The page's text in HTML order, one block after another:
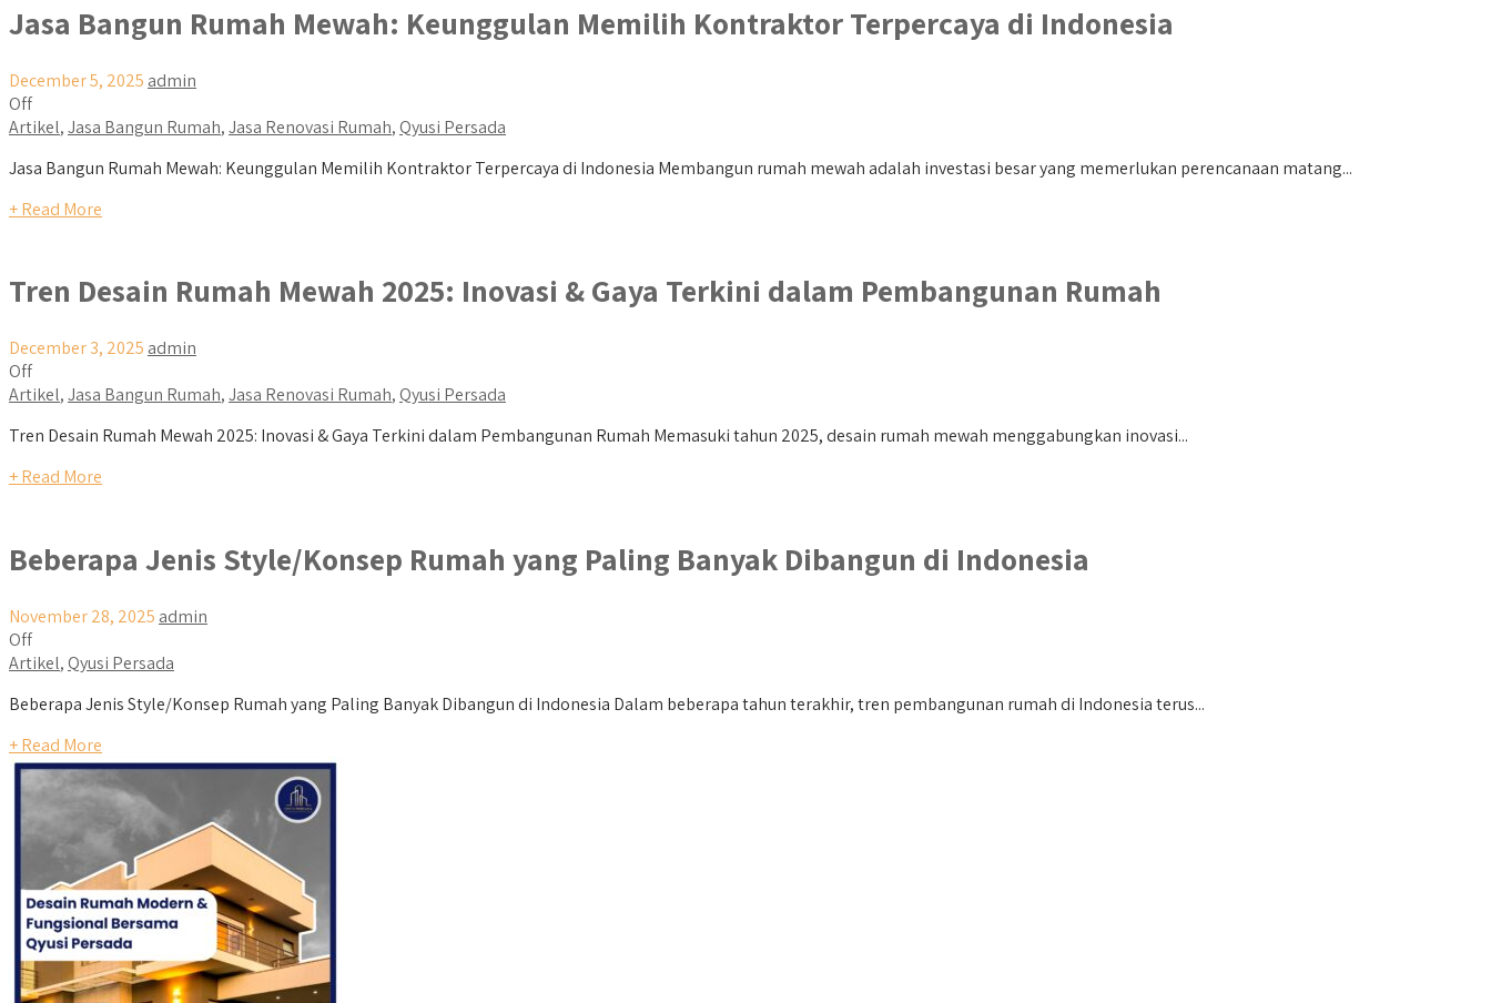
Jasa Bangun Rumah Mewah: Keunggulan Memilih Kontraktor Terpercaya di Indonesia
December 5, 2025 admin
Off
Artikel,Jasa Bangun Rumah,Jasa Renovasi Rumah,Qyusi Persada
Jasa Bangun Rumah Mewah: Keunggulan Memilih Kontraktor Terpercaya di Indonesia Membangun rumah mewah adalah investasi besar yang memerlukan perencanaan matang...
+ Read More
Tren Desain Rumah Mewah 2025: Inovasi & Gaya Terkini dalam Pembangunan Rumah
December 3, 2025 admin
Off
Artikel,Jasa Bangun Rumah,Jasa Renovasi Rumah,Qyusi Persada
Tren Desain Rumah Mewah 2025: Inovasi & Gaya Terkini dalam Pembangunan Rumah Memasuki tahun 2025, desain rumah mewah menggabungkan inovasi...
+ Read More
Beberapa Jenis Style/Konsep Rumah yang Paling Banyak Dibangun di Indonesia
November 28, 2025 admin
Off
Artikel,Qyusi Persada
Beberapa Jenis Style/Konsep Rumah yang Paling Banyak Dibangun di Indonesia Dalam beberapa tahun terakhir, tren pembangunan rumah di Indonesia terus...
+ Read More